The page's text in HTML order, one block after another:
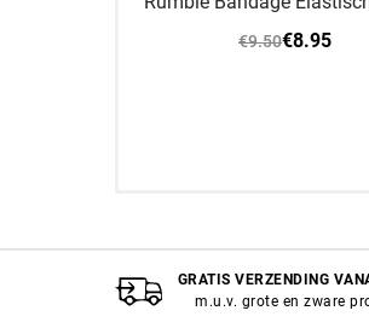
€9.50€8.95
GRATIS VERZENDING
m.u.v. grote en zware